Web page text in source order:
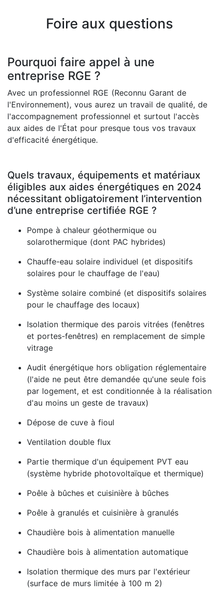
Foire aux questions
Pourquoi faire appel à une
entreprise RGE ?
Avec un professionnel RGE (Reconnu Garant de
l'Environnement), vous aurez un travail de qualité, de
l'accompagnement professionnel et surtout l'accès
aux aides de l'État pour presque tous vos travaux
d'efficacité énergétique.
Quels travaux, équipements et matériaux
éligibles aux aides énergétiques en 2024
nécessitant obligatoirement l’intervention
d’une entreprise certifiée RGE ?
Pompe à chaleur géothermique ou
solarothermique (dont PAC hybrides)
Chauffe-eau solaire individuel (et dispositifs
solaires pour le chauffage de l'eau)
Système solaire combiné (et dispositifs solaires
pour le chauffage des locaux)
Isolation thermique des parois vitrées (fenêtres
et portes-fenêtres) en remplacement de simple
vitrage
Audit énergétique hors obligation réglementaire
(l'aide ne peut être demandée qu'une seule fois
par logement, et est conditionnée à la réalisation
d'au moins un geste de travaux)
Dépose de cuve à fioul
Ventilation double flux
Partie thermique d'un équipement PVT eau
(système hybride photovoltaïque et thermique)
Poêle à bûches et cuisinière à bûches
Poêle à granulés et cuisinière à granulés
Chaudière bois à alimentation manuelle
Chaudière bois à alimentation automatique
Isolation thermique des murs par l'extérieur
(surface de murs limitée à 100 m 2)